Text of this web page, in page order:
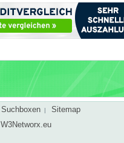
Suchboxen | Sitemap
W3Networx.eu